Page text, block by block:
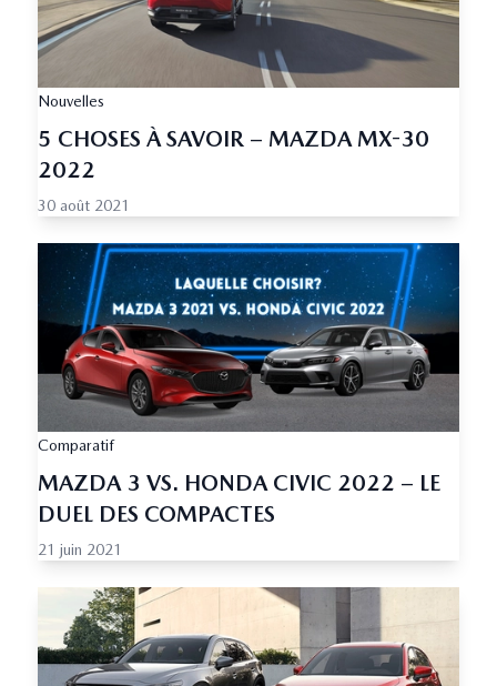
Nouvelles
5 CHOSES À SAVOIR – MAZDA MX-30
2022
30 août 2021
Comparatif
MAZDA 3 VS. HONDA CIVIC 2022 – LE
DUEL DES COMPACTES
21 juin 2021